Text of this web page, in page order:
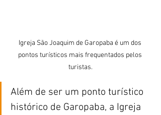
Igreja São Joaquim de Garopaba é um dos
pontos turísticos mais frequentados pelos
turistas.
Além de ser um ponto turístico
histórico de Garopaba, a Igreja